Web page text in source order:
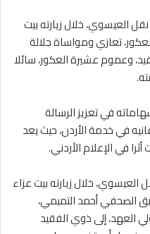
العيسوي، خلال زيارته بيت
تعازي ومواساة جلالة
وعموم عشيرة العكور، سائلا
في تعزيز الرسالة
في خدمة الأردن، حيث يعد
في الإعلام الأردني.
خلال زيارته بيت عزاء
الصحفي أحمد التميمي،
العهد، إلى ذوي الفقيد